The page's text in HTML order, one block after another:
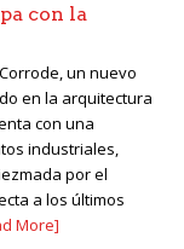
con la
un nuevo
en la arquitectura
con una
industriales,
por el
a los últimos
More]